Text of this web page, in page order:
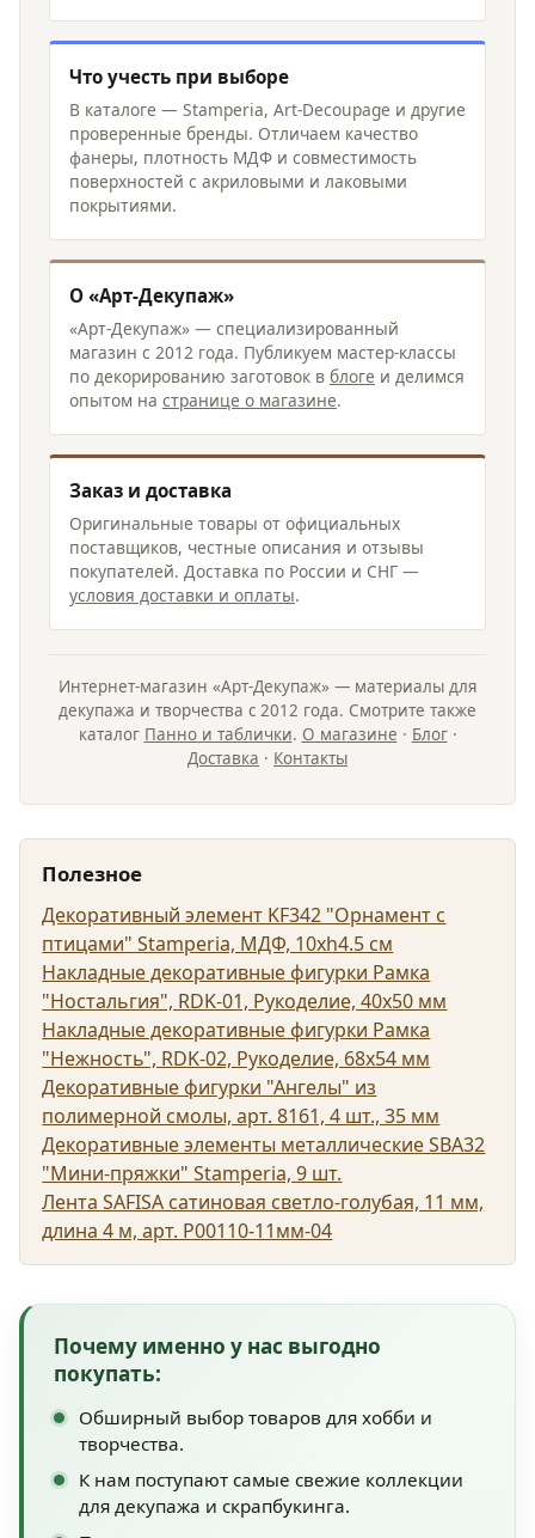
Что учесть при выборе
В каталоге — Stamperia, Art-Decoupage и другие
проверенные бренды. Отличаем качество
фанеры, плотность МДФ и совместимость
поверхностей с акриловыми и лаковыми
покрытиями.
О «Арт-Декупаж»
«Арт-Декупаж» — специализированный
магазин с 2012 года. Публикуем мастер-классы
по декорированию заготовок в блоге и делимся
опытом на странице о магазине.
Заказ и доставка
Оригинальные товары от официальных
поставщиков, честные описания и отзывы
покупателей. Доставка по России и СНГ —
условия доставки и оплаты.
Интернет-магазин «Арт-Декупаж» — материалы для
декупажа и творчества с 2012 года. Смотрите также
каталог Панно и таблички. О магазине · Блог·
Доставка · Контакты
Полезное
Декоративный элемент KF342 "Орнамент с
птицами" Stamperia, МДФ, 10xh4.5 см
Накладные декоративные фигурки Рамка
"Ностальгия", RDK-01, Рукоделие, 40х50 мм
Накладные декоративные фигурки Рамка
"Нежность", RDK-02, Рукоделие, 68х54 мм
Декоративные фигурки "Ангелы" из
полимерной смолы, арт. 8161, 4 шт., 35 мм
Декоративные элементы металлические SBA32
"Мини-пряжки" Stamperia, 9 шт.
Лента SAFISA сатиновая светло-голубая, 11 мм,
длина 4 м, арт. P00110-11мм-04
Почему именно у нас выгодно
покупать:
Обширный выбор товаров для хобби и
творчества.
К нам поступают самые свежие коллекции
для декупажа и скрапбукинга.